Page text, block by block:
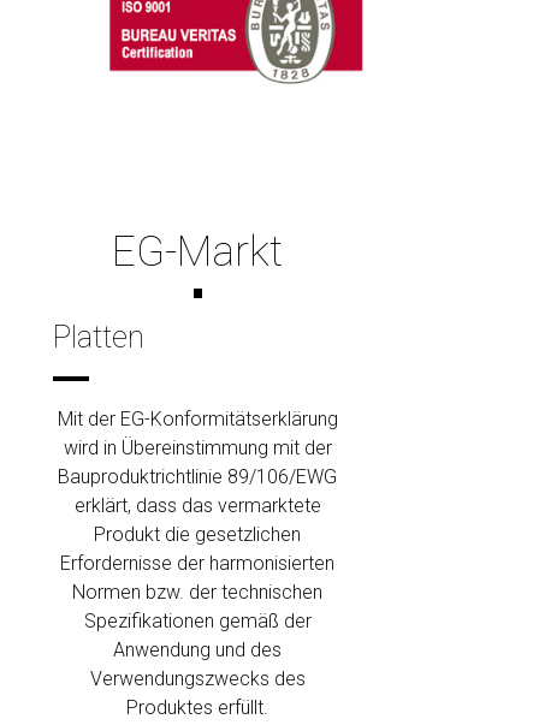
EG-Markt
Platten
Mit der EG-Konformitätserklärung
wird in Übereinstimmung mit der
Bauproduktrichtlinie 89/106/EWG
erklärt, dass das vermarktete
Produkt die gesetzlichen
Erfordernisse der harmonisierten
Normen bzw. der technischen
Spezifikationen gemäß der
Anwendung und des
Verwendungszwecks des
Produktes erfüllt.